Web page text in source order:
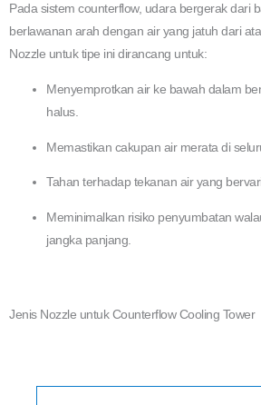
Pada sistem counterflow, udara bergerak dari
berlawanan arah dengan air yang jatuh dari
Nozzle untuk tipe ini dirancang untuk:
Menyemprotkan air ke bawah dalam
halus.
Memastikan cakupan air merata di
Tahan terhadap tekanan air yang
Meminimalkan risiko penyumbatan
jangka panjang.
Jenis Nozzle untuk Counterflow Cooling Tower